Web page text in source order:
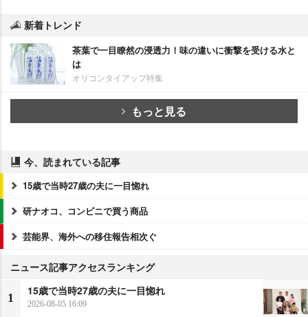
新着トレンド
茶葉で一目瞭然の浸透力！味の違いに衝撃を受ける水と
は
オリコンタイアップ特集
もっと見る
今、読まれている記事
15歳で当時27歳の夫に一目惚れ
研ナオコ、コンビニで買う商品
芸能界、海外への移住報告相次ぐ
ニュース記事アクセスランキング
1
15歳で当時27歳の夫に一目惚れ
2026-08-05 16:09